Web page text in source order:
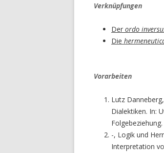
Verknüpfungen
Der ordo
Die
Vorarbeiten
Lutz
Dialektiken. In:
-, Logik und
Interpretation